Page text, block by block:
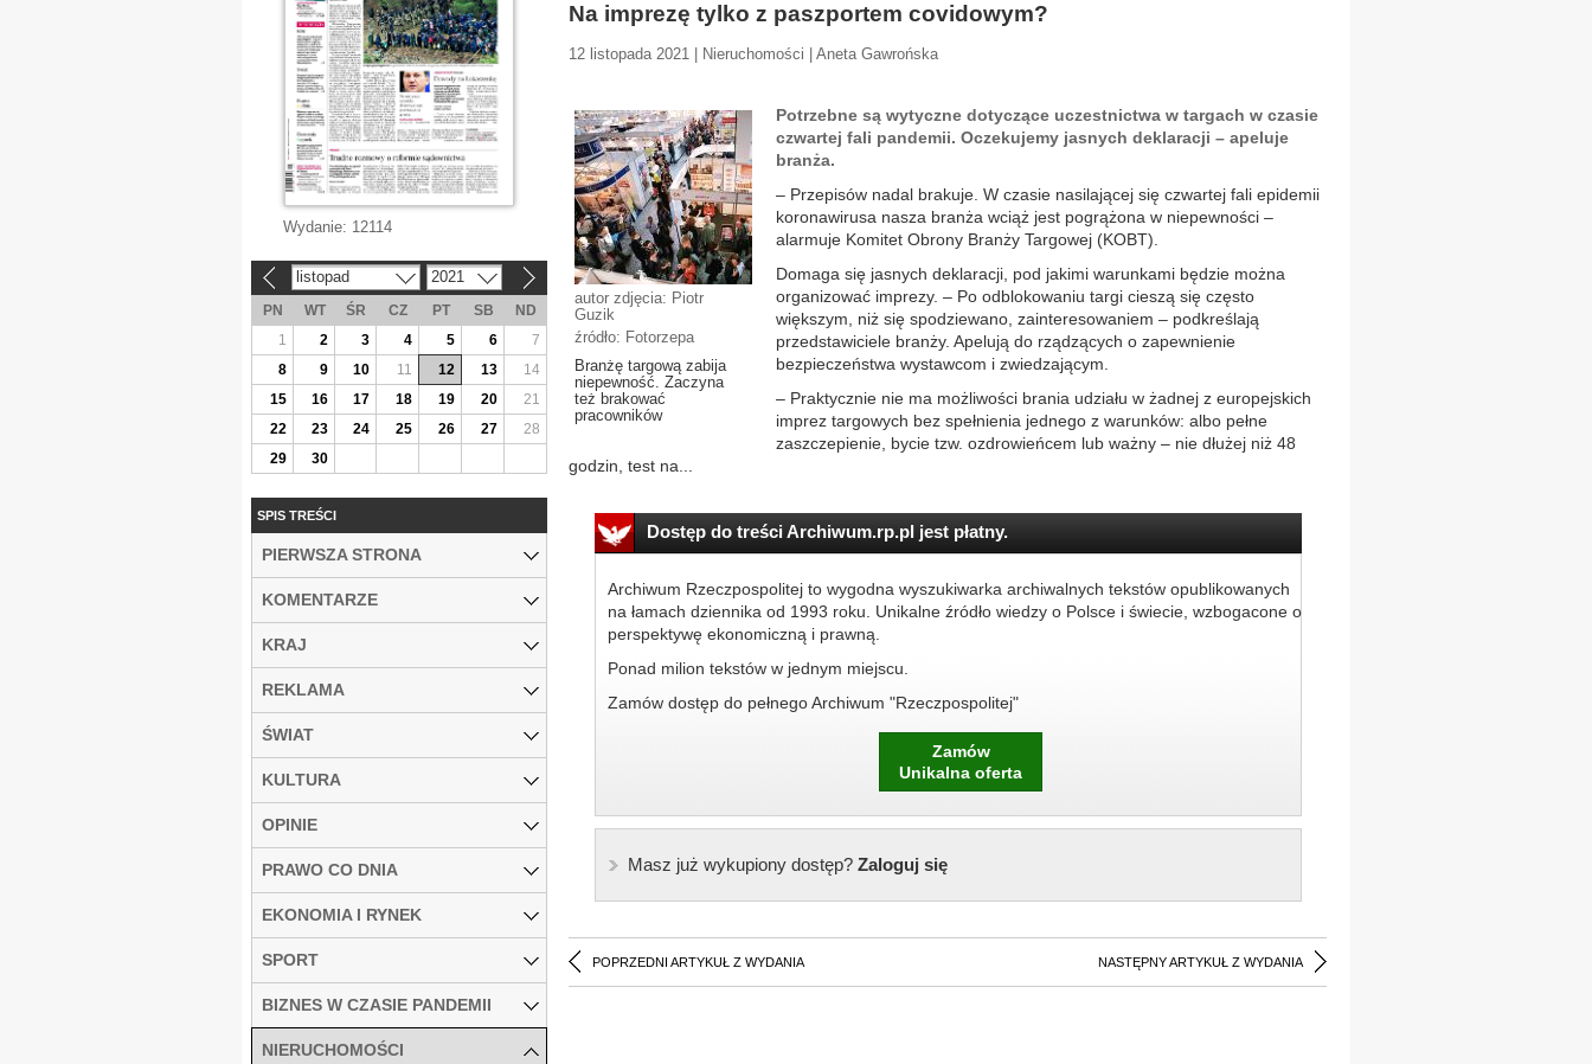
Na imprezę tylko z paszportem covidowym?
12 listopada 2021 | Nieruchomości | Aneta Gawrońska
autor zdjęcia: Piotr
Guzik
źródło: Fotorzepa
Branżę targową zabija
niepewność. Zaczyna
też brakować
pracowników
Potrzebne są wytyczne dotyczące uczestnictwa w targach w czasie
czwartej fali pandemii. Oczekujemy jasnych deklaracji – apeluje
branża.
– Przepisów nadal brakuje. W czasie nasilającej się czwartej fali epidemii
koronawirusa nasza branża wciąż jest pogrążona w niepewności –
alarmuje Komitet Obrony Branży Targowej (KOBT).
Domaga się jasnych deklaracji, pod jakimi warunkami będzie można
organizować imprezy. – Po odblokowaniu targi cieszą się często
większym, niż się spodziewano, zainteresowaniem – podkreślają
przedstawiciele branży. Apelują do rządzących o zapewnienie
bezpieczeństwa wystawcom i zwiedzającym.
– Praktycznie nie ma możliwości brania udziału w żadnej z europejskich
imprez targowych bez spełnienia jednego z warunków: albo pełne
zaszczepienie, bycie tzw. ozdrowieńcem lub ważny – nie dłużej niż 48
godzin, test na...
Dostęp do treści Archiwum.rp.pl jest płatny.
Archiwum Rzeczpospolitej to wygodna wyszukiwarka archiwalnych tekstów opublikowanych
na łamach dziennika od 1993 roku. Unikalne źródło wiedzy o Polsce i świecie, wzbogacone o
perspektywę ekonomiczną i prawną.
Ponad milion tekstów w jednym miejscu.
Zamów dostęp do pełnego Archiwum "Rzeczpospolitej"
Zamów
Unikalna oferta
Masz już wykupiony dostęp?Zaloguj się
POPRZEDNI ARTYKUŁ Z WYDANIA NASTĘPNY ARTYKUŁ Z WYDANIA
Wydanie: 12114
listopad 2021
PN WT ŚR CZ PT SB
ND
1
2 3 4 5 6
7
8
9 10 11 12 13
14
15
16 17 18 19 20
21
22
23 24 25 26 27
28
29
30
SPIS TREŚCI
PIERWSZA STRONA
KOMENTARZE
KRAJ
REKLAMA
ŚWIAT
KULTURA
OPINIE
PRAWO CO DNIA
EKONOMIA I RYNEK
SPORT
BIZNES W CZASIE PANDEMII
NIERUCHOMOŚCI